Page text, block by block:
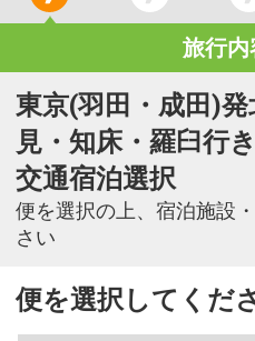
旅行
東京(羽田・成田)
見・知床・羅臼行
交通宿泊選択
便を選択の上、宿泊施設
さい
便を選択してくだ